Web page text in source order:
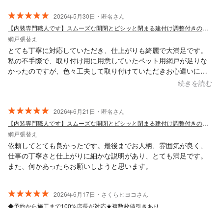
2026年5月30日・匿名さん
【内装専門職人です】スムーズな開閉とピシッと閉まる建付け調整付きの網戸張替えです
網戸張替え
とても丁寧に対応していただき、仕上がりも綺麗で大満足です。
私の不手際で、取り付け用に用意していたペット用網戸が足りな
かったのですが、色々工夫して取り付けていただきお心遣いにも
感激しました。 また数年経過後に張り替えの機会が発生したら、
続きを読む
2026年6月21日・匿名さん
【内装専門職人です】スムーズな開閉とピシッと閉まる建付け調整付きの網戸張替えです
網戸張替え
依頼してとても良かったです。最後までお人柄、雰囲気が良く、
仕事の丁寧さと仕上がりに細かな説明があり、とても満足です。
また、何かあったらお願いしようと思います。
2026年6月17日・さくらヒヨコさん
◆予約から施工まで100%店長が対応★複数枚値引きあり